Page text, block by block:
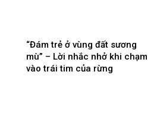
“Đám trẻ ở vùng đất sương
mù” – Lời nhắc nhở khi chạm
vào trái tim của rừng